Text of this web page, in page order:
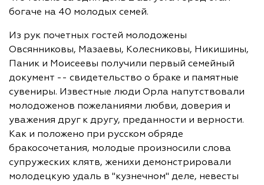
богаче на 40 молодых семей.
Из рук почетных гостей молодожены
Овсянниковы, Мазаевы, Колесниковы, Никишины,
Паник и Моисеевы получили первый семейный
документ -- свидетельство о браке и памятные
сувениры. Известные люди Орла напутствовали
молодоженов пожеланиями любви, доверия и
уважения друг к другу, преданности и верности.
Как и положено при русском обряде
бракосочетания, молодые произносили слова
супружеских клятв, женихи демонстрировали
молодецкую удаль в "кузнечном" деле, невесты